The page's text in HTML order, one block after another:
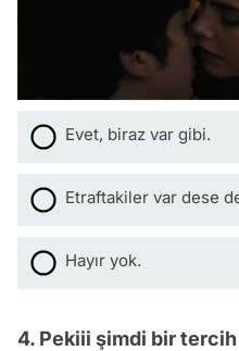
Evet, biraz var gibi.
Etraftakiler var dese
Hayır yok.
4. Pekiii şimdi bir